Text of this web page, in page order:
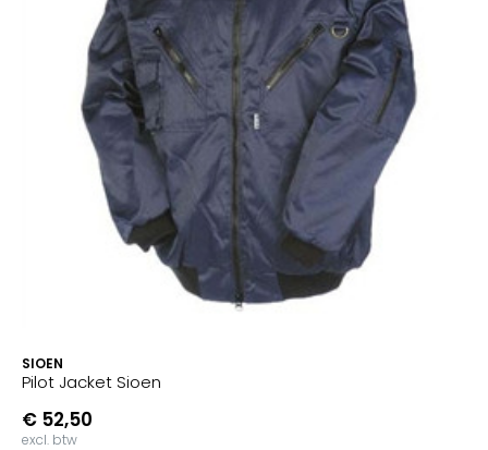
SIOEN
Pilot Jacket Sioen
€ 52,50
excl. btw